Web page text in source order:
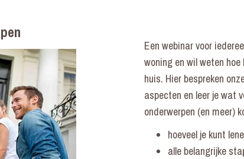
Een webinar voor
woning en wil weten
huis. Hier bespreken
aspecten en leer je wat
onderwerpen (en meer)
hoeveel je kunt
alle belangrijke